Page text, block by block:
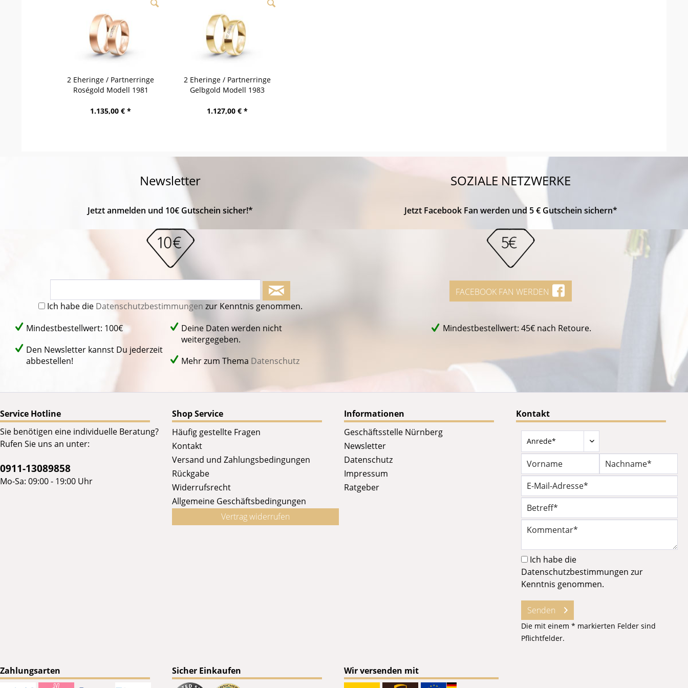
2 Eheringe / Partnerringe
Roségold Modell 1981
1.135,00 € *
2 Eheringe / Partnerringe
Gelbgold Modell 1983
1.127,00 € *
Newsletter
Jetzt anmelden und 10€ Gutschein sicher!*
Ich habe die Datenschutzbestimmungen zur Kenntnis genommen.
Mindestbestellwert: 100€
Den Newsletter kannst Du jederzeit
abbestellen!
Deine Daten werden nicht
weitergegeben.
Mehr zum Thema Datenschutz
SOZIALE NETZWERKE
Jetzt Facebook Fan werden und 5 € Gutschein sichern*
FACEBOOK FAN WERDEN
Mindestbestellwert: 45€ nach Retoure.
Service Hotline
Sie benötigen eine individuelle Beratung?
Rufen Sie uns an unter:
0911-13089858
Mo-Sa: 09:00 - 19:00 Uhr
Shop Service
Häufig gestellte Fragen
Kontakt
Versand und Zahlungsbedingungen
Rückgabe
Widerrufsrecht
Allgemeine Geschäftsbedingungen
Vertrag widerrufen
Informationen
Geschäftsstelle Nürnberg
Newsletter
Datenschutz
Impressum
Ratgeber
Kontakt
Ich habe die
Datenschutzbestimmungen zur
Kenntnis genommen.
Senden
Die mit einem * markierten Felder sind
Pflichtfelder.
Zahlungsarten Sicher Einkaufen Wir versenden mit